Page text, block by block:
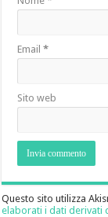
Email*
Sito web
Questo sito utilizza
elaborati i dati derivati